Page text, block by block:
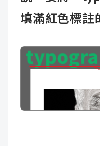
填滿紅色標註